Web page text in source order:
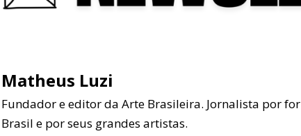
Matheus Luzi
Fundador e editor da Arte Brasileira. Jornalista por
Brasil e por seus grandes artistas.